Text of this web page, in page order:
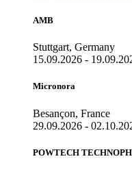
AMB
Stuttgart, Germany
15.09.2026 -
Micronora
Besançon, France
29.09.2026 -
POWTECH